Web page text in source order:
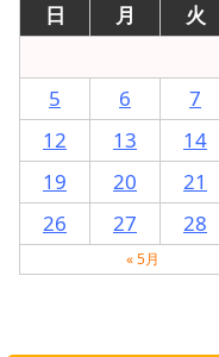
日
月 火
5
6 7
12
13 14
19
20 21
26
27 28
« 5月